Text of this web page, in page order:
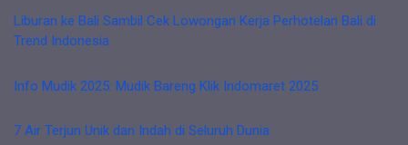
Liburan ke Bali Sambil Cek Lowongan Kerja Perhotelan Bali di
Trend Indonesia
Info Mudik 2025: Mudik Bareng Klik Indomaret 2025
7 Air Terjun Unik dan Indah di Seluruh Dunia